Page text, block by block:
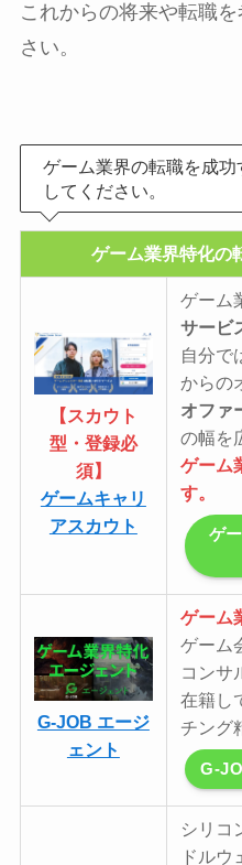
これからの将来や転職
さい。
ゲーム業界の転職を成
してください。
ゲーム業界特化の
【スカウト
型・登録必
須】
ゲームキャリ
アスカウト
ゲーム
サービ
自分で
からの
オファ
の幅を
ゲーム
す。
ゲ
G-JOB エージ
ェント
ゲーム
ゲーム
コンサ
在籍し
チング
G-
シリコ
ドルウ